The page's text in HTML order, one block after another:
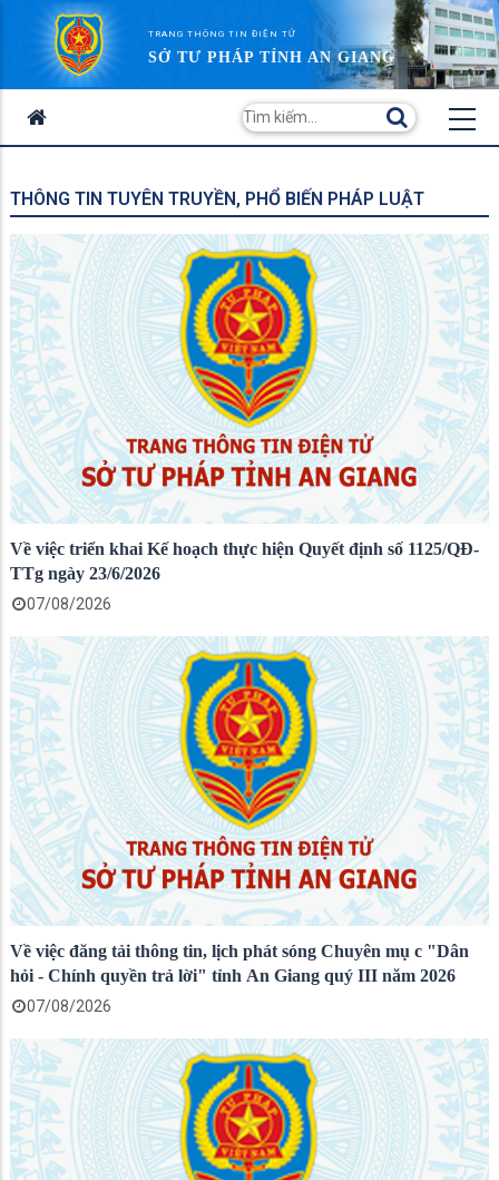
TRANG THÔNG TIN ĐIỆN TỬ
SỞ TƯ PHÁP TỈNH AN GIANG
THÔNG TIN TUYÊN TRUYỀN, PHỔ BIẾN PHÁP LUẬT
Về việc triển khai Kế hoạch thực hiện Quyết định số 1125/QĐ-
TTg ngày 23/6/2026
07/08/2026
Về việc đăng tải thông tin, lịch phát sóng Chuyên mụ c "Dân
hỏi - Chính quyền trả lời" tỉnh An Giang quý III năm 2026
07/08/2026